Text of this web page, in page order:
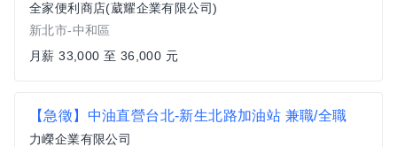
全家便利商店(葳耀企業有限公司)
新北市-中和區
月薪 33,000 至 36,000 元
【急徵】中油直營台北-新生北路加油站 兼職/全職
力嶸企業有限公司